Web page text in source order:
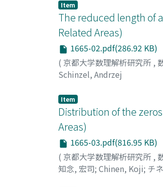
Item
The reduced length of
Related Areas)
1665-02.pdf(286.92 KB)
( 京都大学数理解析研究所 ,
Schinzel, Andrzej
Item
Distribution of the
Areas)
1665-03.pdf(816.95 KB)
( 京都大学数理解析研究所 ,
知念, 宏司; Chinen, Koji; チ